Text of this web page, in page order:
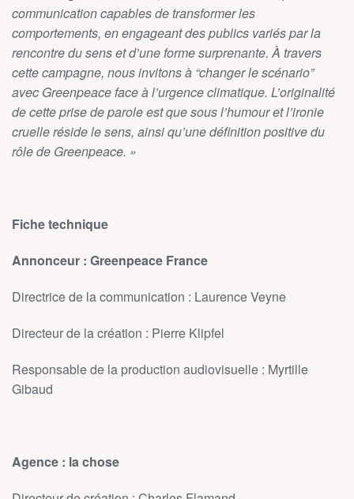
communication capables de transformer les
comportements, en engageant des publics variés par la
rencontre du sens et d’une forme surprenante. À travers
cette campagne, nous invitons à “changer le scénario”
avec Greenpeace face à l’urgence climatique. L’originalité
de cette prise de parole est que sous l’humour et l’ironie
cruelle réside le sens, ainsi qu’une définition positive du
rôle de Greenpeace. »
Fiche technique
Annonceur : Greenpeace France
Directrice de la communication : Laurence Veyne
Directeur de la création : Pierre Klipfel
Responsable de la production audiovisuelle : Myrtille
Gibaud
Agence : la chose